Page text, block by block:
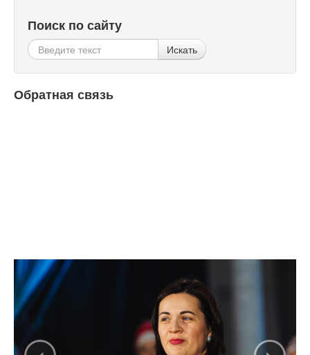
Поиск по сайту
Искать
Обратная связь